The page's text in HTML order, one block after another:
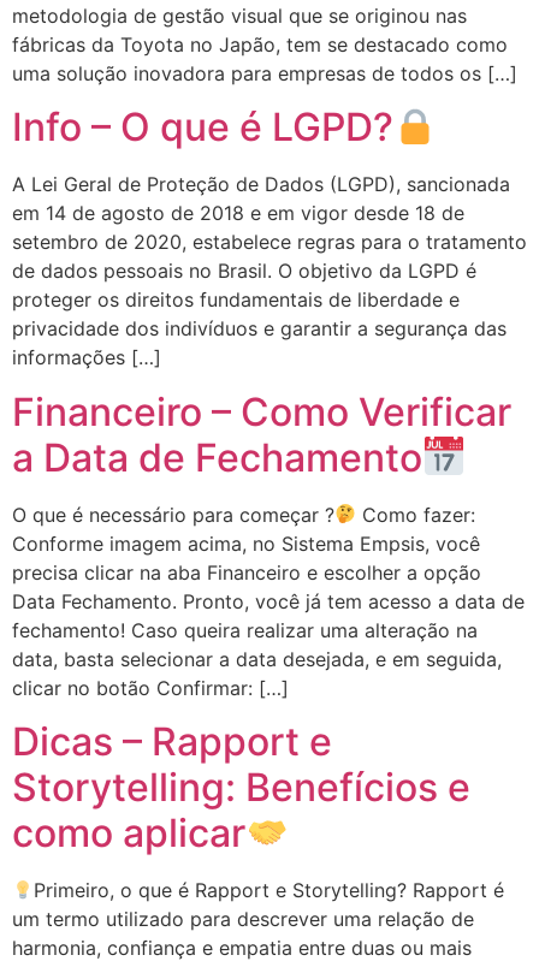
metodologia de gestão visual que se originou nas
fábricas da Toyota no Japão, tem se destacado como
uma solução inovadora para empresas de todos os […]
Info – O que é LGPD?
A Lei Geral de Proteção de Dados (LGPD), sancionada
em 14 de agosto de 2018 e em vigor desde 18 de
setembro de 2020, estabelece regras para o tratamento
de dados pessoais no Brasil. O objetivo da LGPD é
proteger os direitos fundamentais de liberdade e
privacidade dos indivíduos e garantir a segurança das
informações […]
Financeiro – Como Verificar
a Data de Fechamento
O que é necessário para começar ?
Como fazer:
Conforme imagem acima, no Sistema Empsis, você
precisa clicar na aba Financeiro e escolher a opção
Data Fechamento. Pronto, você já tem acesso a data de
fechamento! Caso queira realizar uma alteração na
data, basta selecionar a data desejada, e em seguida,
clicar no botão Confirmar: […]
Dicas – Rapport e
Storytelling: Benefícios e
como aplicar
Primeiro, o que é Rapport e Storytelling? Rapport é
um termo utilizado para descrever uma relação de
harmonia, confiança e empatia entre duas ou mais